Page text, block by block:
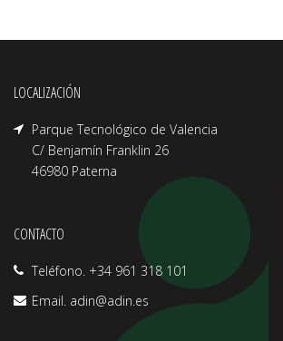
LOCALIZACIÓN
Parque Tecnológico de Valencia
C/ Benjamín Franklin 26
46980 Paterna
CONTACTO
Teléfono. +34 961 318 101
Email. adin@adin.es